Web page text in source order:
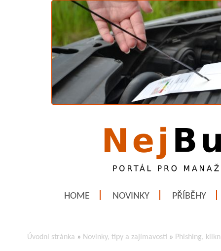
HOME NOVINKY PŘÍBĚHY
Úvodní stránka » Novinky, tipy a zajímavosti » Phishing,